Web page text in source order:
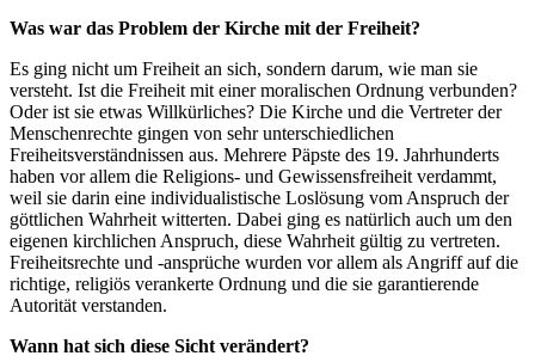
Was war das Problem der Kirche mit der Freiheit?
Es ging nicht um Freiheit an sich, sondern darum, wie man sie
versteht. Ist die Freiheit mit einer moralischen Ordnung verbunden?
Oder ist sie etwas Willkürliches? Die Kirche und die Vertreter der
Menschenrechte gingen von sehr unterschiedlichen
Freiheitsverständnissen aus. Mehrere Päpste des 19. Jahrhunderts
haben vor allem die Religions- und Gewissensfreiheit verdammt,
weil sie darin eine individualistische Loslösung vom Anspruch der
göttlichen Wahrheit witterten. Dabei ging es natürlich auch um den
eigenen kirchlichen Anspruch, diese Wahrheit gültig zu vertreten.
Freiheitsrechte und -ansprüche wurden vor allem als Angriff auf die
richtige, religiös verankerte Ordnung und die sie garantierende
Autorität verstanden.
Wann hat sich diese Sicht verändert?